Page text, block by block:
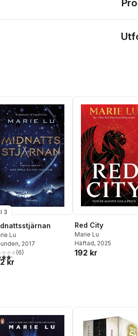
3
Lu
, 2017
utav 5 stjärnor. Totalt antal röster:
(6)
kr
Red City
Marie Lu
Häftad, 2025
192 kr